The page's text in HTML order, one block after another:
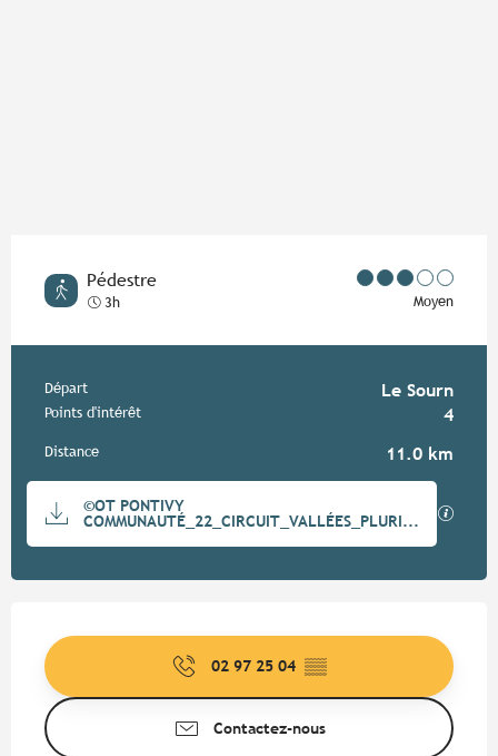
Pédestre
3h Moyen
Informations pratiques
Départ Le Sourn
Points d'intérêt 4
Distance 11.0 km
Documentation
©OT PONTIVY
COMMUNAUTÉ_22_CIRCUIT_VALLÉES_PLURI...
02 97 25 04 ▒▒
Contactez-nous